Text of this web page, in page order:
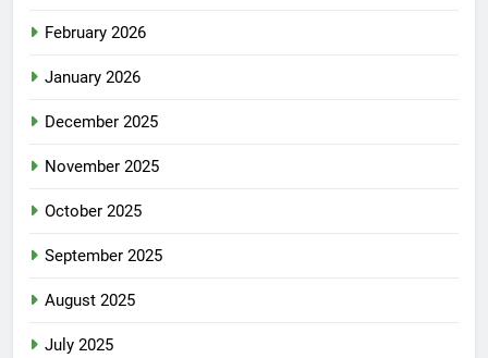
February 2026
January 2026
December 2025
November 2025
October 2025
September 2025
August 2025
July 2025